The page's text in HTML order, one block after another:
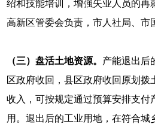
绍和技能培训，增强失业人员的再
高新区管委会负责，市人社局、市
（三）盘活土地资源。 产能退出后
区政府收回，县区政府收回原划拨
收入，可按规定通过预算安排支付
用。退出后的工业用地，在符合城